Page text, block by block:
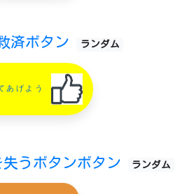
済ボタン ランダム
あげよう
失うボタンボタン ランダム